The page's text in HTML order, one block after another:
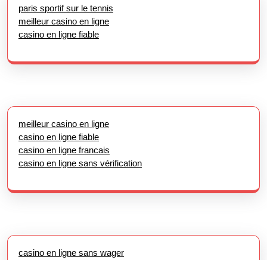
paris sportif sur le tennis
meilleur casino en ligne
casino en ligne fiable
meilleur casino en ligne
casino en ligne fiable
casino en ligne francais
casino en ligne sans vérification
casino en ligne sans wager